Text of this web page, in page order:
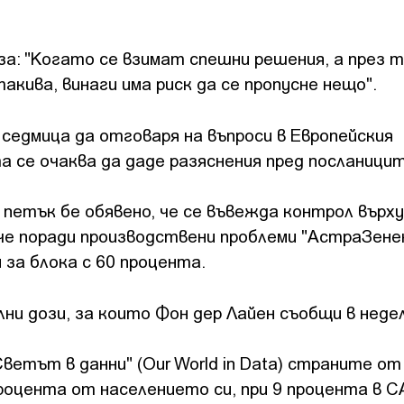
"Когато се взимат спешни решения, а през
винаги има риск да се пропусне нещо".
да отговаря на въпроси в Европейския
се очаква да даде разяснения пред
бе обявено, че се въвежда контрол
поради производствени проблеми
блока с 60 процента.
дози, за които Фон дер Лайен съобщи в
в данни" (Our World in Data) страните
от населението си, при 9 процента в